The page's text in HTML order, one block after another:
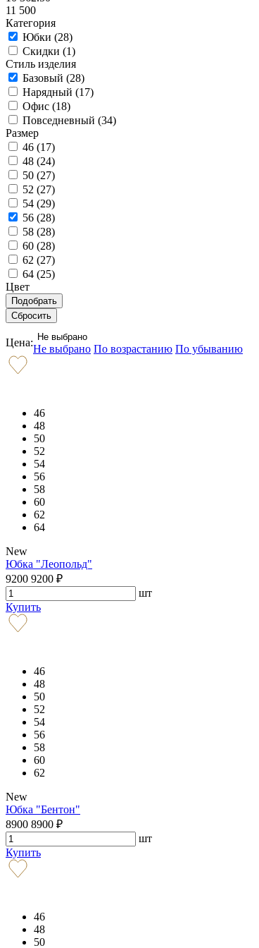
11 500
Категория
Юбки (28)
Скидки (1)
Стиль изделия
Базовый (28)
Нарядный (17)
Офис (18)
Повседневный (34)
Размер
46 (17)
48 (24)
50 (27)
52 (27)
54 (29)
56 (28)
58 (28)
60 (28)
62 (27)
64 (25)
Цвет
Цена: Не выбрано
Не выбрано По возрастанию По убыванию
46
48
50
52
54
56
58
60
62
64
New
Юбка "Леопольд"
9200 9200 ₽
шт
Купить
46
48
50
52
54
56
58
60
62
New
Юбка "Бентон"
8900 8900 ₽
шт
Купить
46
48
50